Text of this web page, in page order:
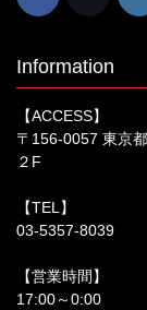
Information
【ACCESS】
〒156-0057 東京
２F
【TEL】
03-5357-8039
【営業時間】
17:00～0:00